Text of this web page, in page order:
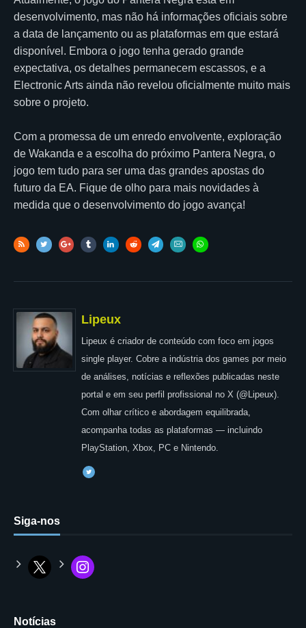
desenvolvimento, mas não há informações oficiais sobre
a data de lançamento ou as plataformas em que estará
disponível. Embora o jogo tenha gerado grande
expectativa, os detalhes permanecem escassos, e a
Electronic Arts ainda não revelou oficialmente muito mais
sobre o projeto.
Com a promessa de um enredo envolvente, exploração
de Wakanda e a escolha do próximo Pantera Negra, o
jogo tem tudo para ser uma das grandes apostas do
futuro da EA. Fique de olho para mais novidades à
medida que o desenvolvimento do jogo avança!
Lipeux
Lipeux é criador de conteúdo com foco em jogos
single player. Cobre a indústria dos games por meio
de análises, notícias e reflexões publicadas neste
portal e em seu perfil profissional no X (@Lipeux).
Com olhar crítico e abordagem equilibrada,
acompanha todas as plataformas — incluindo
PlayStation, Xbox, PC e Nintendo.
Siga-nos
Notícias